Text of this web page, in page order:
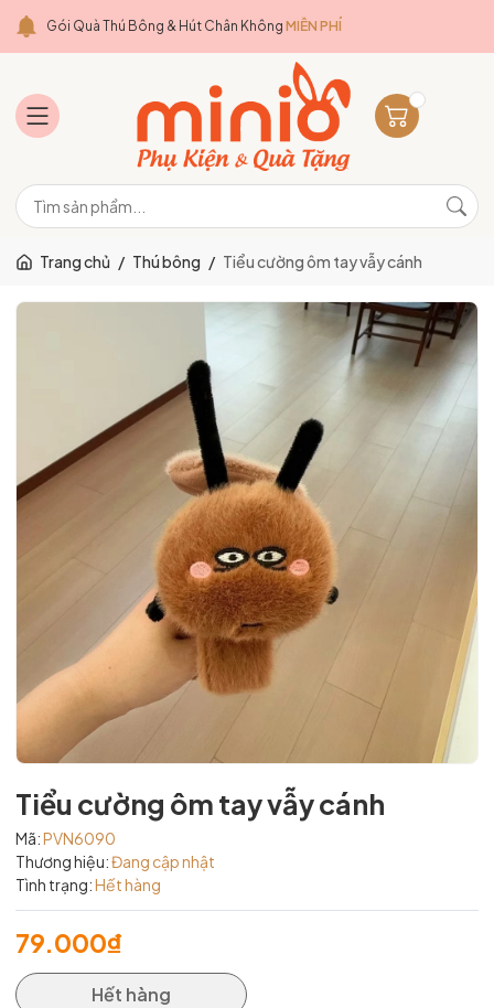
Gói Quà Thú Bông & Hút Chân Không MIỄN PHÍ
Trang chủ / Thú bông / Tiểu cường ôm tay vẫy cánh
Tiểu cường ôm tay vẫy cánh
Mã:PVN6090
Thương hiệu:Đang cập nhật
Tình trạng:Hết hàng
79.000₫
Hết hàng